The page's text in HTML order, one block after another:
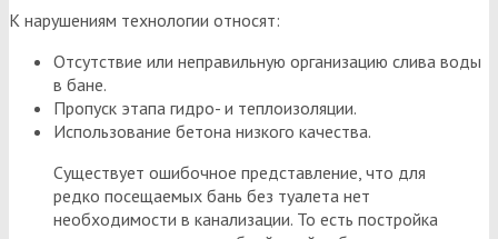
К нарушениям технологии относят:
Отсутствие или неправильную организацию слива воды
в бане.
Пропуск этапа гидро- и теплоизоляции.
Использование бетона низкого качества.
Существует ошибочное представление, что для
редко посещаемых бань без туалета нет
необходимости в канализации. То есть постройка